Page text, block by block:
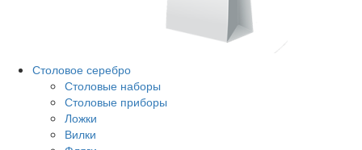
Столовое серебро
Столовые наборы
Столовые приборы
Ложки
Вилки